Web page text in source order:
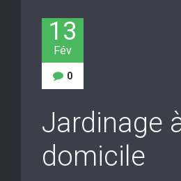
13
Fév
0
Jardinage
domicile